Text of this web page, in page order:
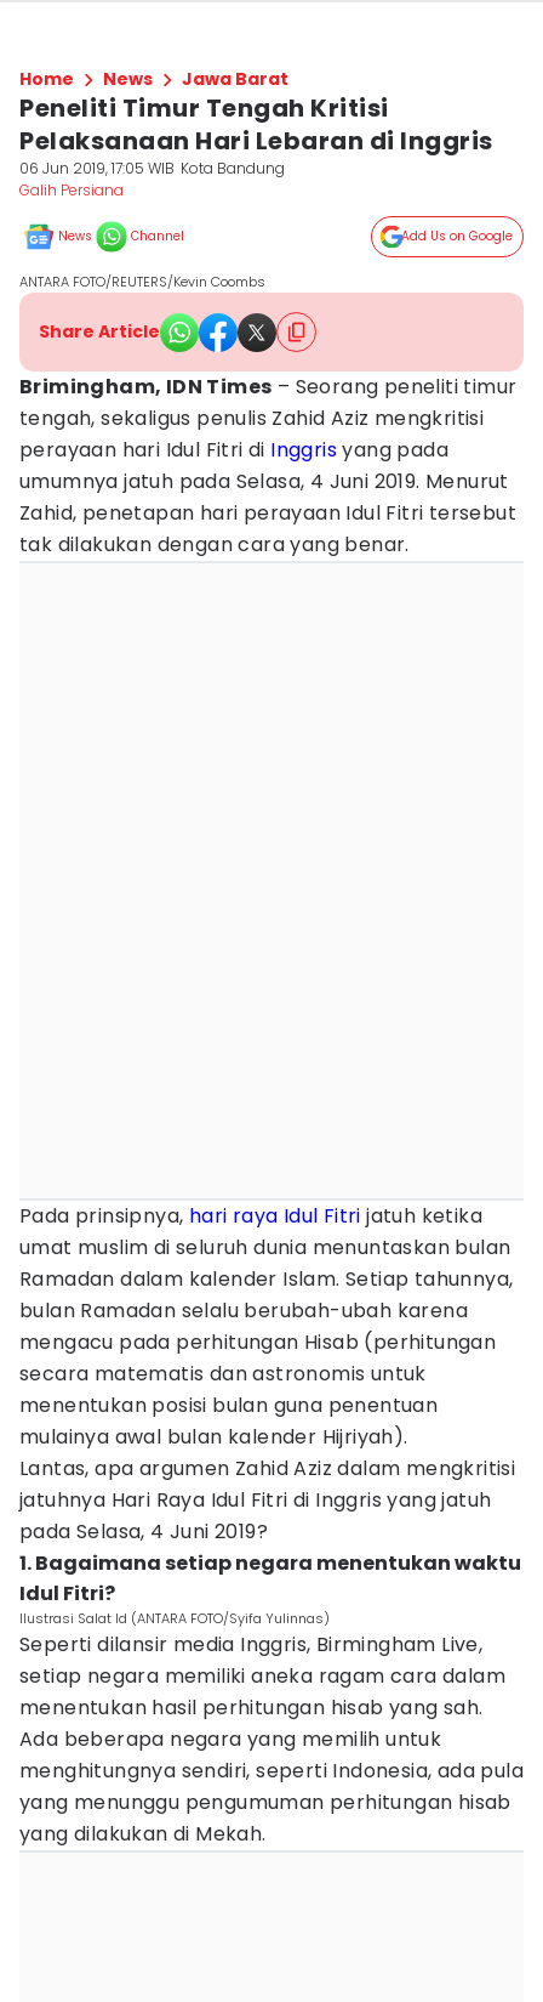
Home News Jawa Barat
Peneliti Timur Tengah Kritisi
Pelaksanaan Hari Lebaran di Inggris
06 Jun 2019, 17:05 WIB Kota Bandung
Galih Persiana
News Channel Add Us on Google
ANTARA FOTO/REUTERS/Kevin Coombs
Share Article
Brimingham, IDN Times – Seorang peneliti timur
tengah, sekaligus penulis Zahid Aziz mengkritisi
perayaan hari Idul Fitri di Inggrisyang pada
umumnya jatuh pada Selasa, 4 Juni 2019. Menurut
Zahid, penetapan hari perayaan Idul Fitri tersebut
tak dilakukan dengan cara yang benar.
Pada prinsipnya, hari raya Idul Fitri jatuh ketika
umat muslim di seluruh dunia menuntaskan bulan
Ramadan dalam kalender Islam. Setiap tahunnya,
bulan Ramadan selalu berubah-ubah karena
mengacu pada perhitungan Hisab (perhitungan
secara matematis dan astronomis untuk
menentukan posisi bulan guna penentuan
mulainya awal bulan kalender Hijriyah).
Lantas, apa argumen Zahid Aziz dalam mengkritisi
jatuhnya Hari Raya Idul Fitri di Inggris yang jatuh
pada Selasa, 4 Juni 2019?
1. Bagaimana setiap negara menentukan waktu
Idul Fitri?
Ilustrasi Salat Id (ANTARA FOTO/Syifa Yulinnas)
Seperti dilansir media Inggris, Birmingham Live,
setiap negara memiliki aneka ragam cara dalam
menentukan hasil perhitungan hisab yang sah.
Ada beberapa negara yang memilih untuk
menghitungnya sendiri, seperti Indonesia, ada pula
yang menunggu pengumuman perhitungan hisab
yang dilakukan di Mekah.